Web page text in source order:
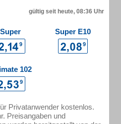
gültig seit heute, 08:36 Uhr
Super Super E10
102
Privatanwender kostenlos.
Preisangaben und